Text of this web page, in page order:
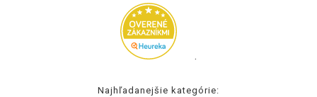
.
Najhľadanejšie kategórie: